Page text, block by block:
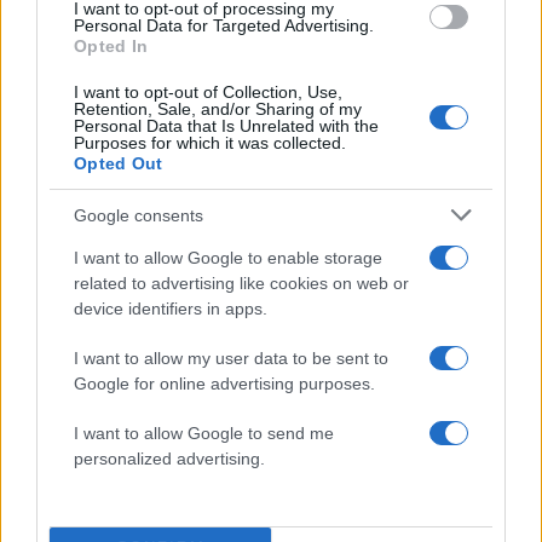
I want to opt-out of processing my
Personal Data for Targeted Advertising.
Opted In
I want to opt-out of Collection, Use,
Retention, Sale, and/or Sharing of my
Personal Data that Is Unrelated with the
Purposes for which it was collected.
Opted Out
Google consents
I want to allow Google to enable storage
related to advertising like cookies on web or
device identifiers in apps.
I want to allow my user data to be sent to
Google for online advertising purposes.
I want to allow Google to send me
personalized advertising.
«Δεν μπορώ να το εκφράσω με λόγια».
Έκανε μια παύση πριν προσθέσει: «Κοίταξα έξω
από το παράθυρο και είδαμε το φεγγάρι».